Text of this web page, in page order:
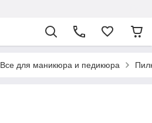
Все для маникюра и педикюра